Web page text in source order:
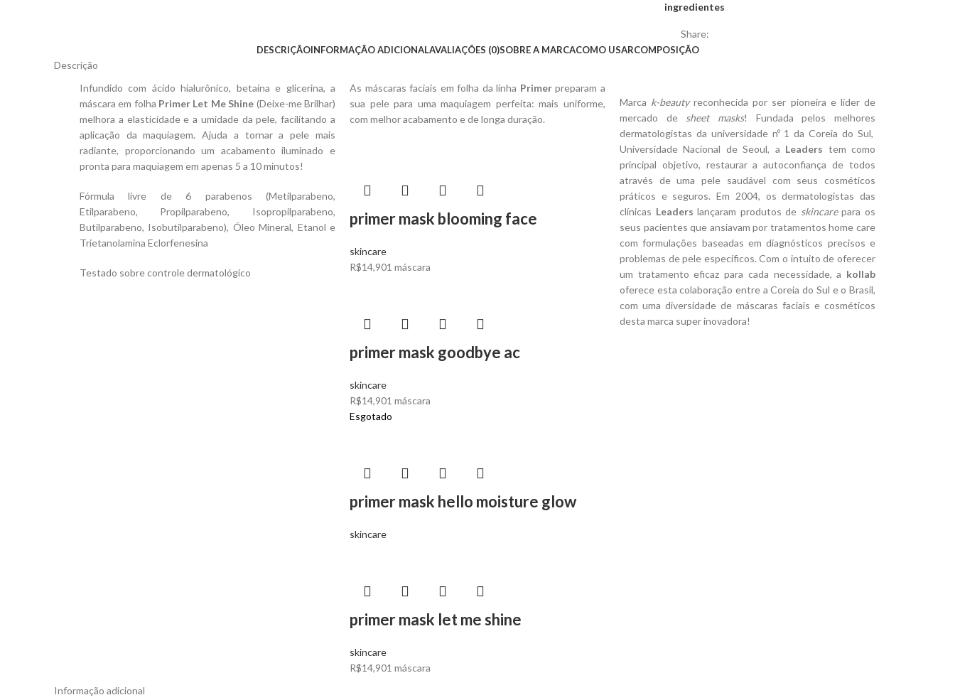
ingredientes
Share:
DESCRIÇÃOINFORMAÇÃO ADICIONALAVALIAÇÕES (0)SOBRE A MARCACOMO USARCOMPOSIÇÃO
Descrição
Infundido com ácido hialurônico, betaína e glicerina, a
máscara em folha Primer Let Me Shine (Deixe-me Brilhar)
melhora a elasticidade e a umidade da pele, facilitando a
aplicação da maquiagem. Ajuda a tornar a pele mais
radiante, proporcionando um acabamento iluminado e
pronta para maquiagem em apenas 5 a 10 minutos!
Fórmula livre de 6 parabenos (Metilparabeno,
Etilparabeno, Propilparabeno, Isopropilparabeno,
Butilparabeno, Isobutilparabeno), Óleo Mineral, Etanol e
Trietanolamina Eclorfenesina
Testado sobre controle dermatológico
As máscaras faciais em folha da linha Primerpreparam a
sua pele para uma maquiagem perfeita: mais uniforme,
com melhor acabamento e de longa duração.
primer mask blooming face
skincare
R$14,901 máscara
primer mask goodbye ac
skincare
R$14,901 máscara
Esgotado
primer mask hello moisture glow
skincare
primer mask let me shine
skincare
R$14,901 máscara
Marca k-beautyreconhecida por ser pioneira e líder de
mercado de sheet masks! Fundada pelos melhores
dermatologistas da universidade nº 1 da Coreia do Sul,
Universidade Nacional de Seoul, a Leaders tem como
principal objetivo, restaurar a autoconfiança de todos
através de uma pele saudável com seus cosméticos
práticos e seguros. Em 2004, os dermatologistas das
clínicas Leaders lançaram produtos de skincarepara os
seus pacientes que ansiavam por tratamentos home care
com formulações baseadas em diagnósticos precisos e
problemas de pele específicos. Com o intuito de oferecer
um tratamento eficaz para cada necessidade, a kollab
oferece esta colaboração entre a Coreia do Sul e o Brasil,
com uma diversidade de máscaras faciais e cosméticos
desta marca super inovadora!
Informação adicional